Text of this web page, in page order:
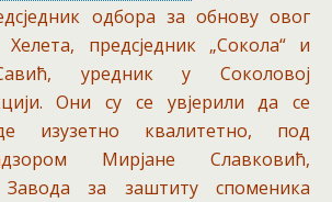
одбора за обнову овог
предсједник „Сокола“ и
уредник у Соколовој
Они су се увјерили да се
изузетно квалитетно, под
Мирјане Славковић,
за заштиту споменика